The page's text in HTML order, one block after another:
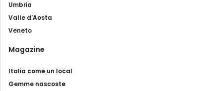
Umbria
Valle d'Aosta
Veneto
Magazine
Italia come un local
Gemme nascoste